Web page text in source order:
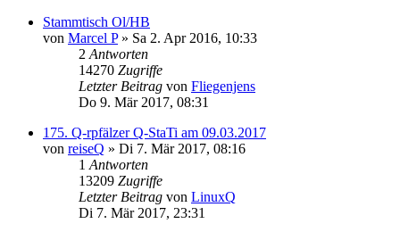
Stammtisch Ol/HB
von Marcel P» Sa 2. Apr 2016, 10:33
2 Antworten
14270 Zugriffe
Letzter Beitrag von Fliegenjens
Do 9. Mär 2017, 08:31
175. Q-rpfälzer Q-StaTi am 09.03.2017
von reiseQ » Di 7. Mär 2017, 08:16
1 Antworten
13209 Zugriffe
Letzter Beitrag von LinuxQ
Di 7. Mär 2017, 23:31